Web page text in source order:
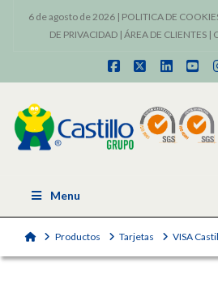
6 de agosto de 2026 | POLITICA DE
DE PRIVACIDAD| ÁREA DE CLIENTES|
Facebook
X LinkedIn
Menu
HomeProductos Tarjetas VISA